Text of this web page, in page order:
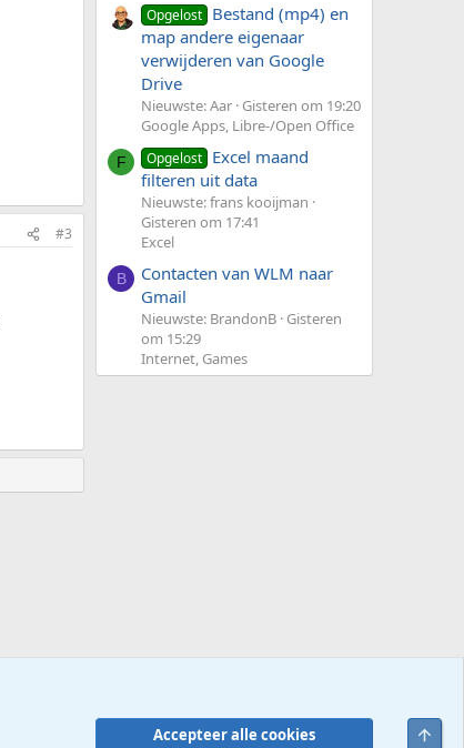
#3
Opgelost Bestand (mp4) en
map andere eigenaar
verwijderen van Google
Drive
Nieuwste: Aar Gisteren om 19:20
Google Apps, Libre-/Open Office
F Opgelost Excel maand
filteren uit data
Nieuwste: frans kooijman
Gisteren om 17:41
Excel
B
Contacten van WLM naar
Gmail
Nieuwste: BrandonB Gisteren
om 15:29
Internet, Games
Accepteer alle cookies